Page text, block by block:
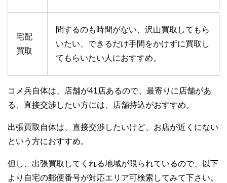
宅配
買取
問するのも時間がない、沢山買取してもら
いたい、できるだけ手間をかけずに買取し
てもらいたい人におすすめ。
コメ兵自体は、店舗が41店あるので、最寄りに店舗があ
る、直接交渉したい方には、店舗持込がおすすめ。
出張買取自体は、直接交渉したいけど、お店が近くにない
という方におすすめ。
但し、出張買取してくれる地域が限られているので、以下
より自宅の郵便番号が対応エリア可検索してみて下さい。